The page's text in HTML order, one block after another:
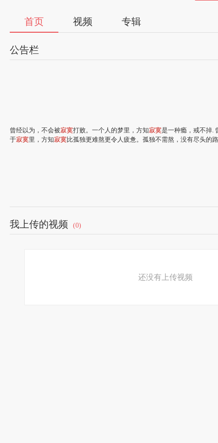
首页 视频 专辑
公告栏
曾经以为，不会被寂寞打败。一个人的梦里，方知寂寞是一种瘾，戒不掉.
于寂寞里，方知寂寞比孤独更难熬更令人疲惫。孤独不需熬，没有尽头的
如果一个人喜欢与寂寞 打交道,或者说
精神堡垒离倒塌就不远了。寂寞是柔软的,寂寞像温水,像轻风,你感觉不到
我上传的视频 (0)
还没有上传视频